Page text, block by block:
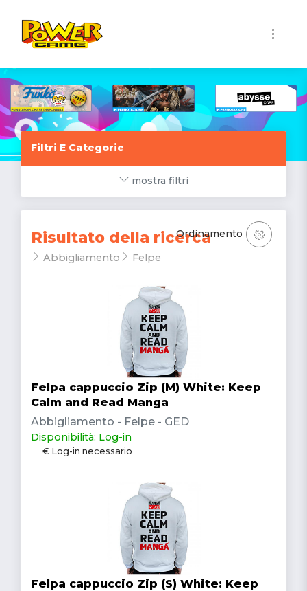
Filtri E Categorie
mostra filtri
Risultato della ricerca
Abbigliamento Felpe
Ordinamento
Felpa cappuccio Zip (M) White: Keep
Calm and Read Manga
Abbigliamento - Felpe - GED
Disponibilità: Log-in
€ Log-in necessario
Felpa cappuccio Zip (S) White: Keep